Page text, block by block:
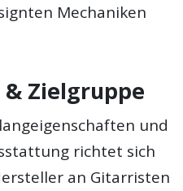
Mechaniken
Zielgruppe
und
richtet sich
an Gitarristen